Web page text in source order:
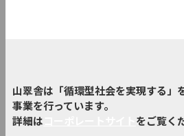
山翠舎は「循環型社会を実現する」
事業を行っています。
詳細は
をご覧く